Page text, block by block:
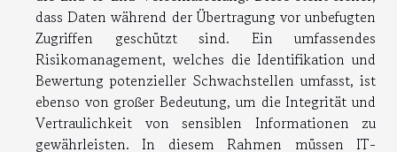
dass Daten während der Übertragung vor unbefugten
Zugriffen geschützt sind. Ein umfassendes
Risikomanagement, welches die Identifikation und
Bewertung potenzieller Schwachstellen umfasst, ist
ebenso von großer Bedeutung, um die Integrität und
Vertraulichkeit von sensiblen Informationen zu
gewährleisten. In diesem Rahmen müssen IT-